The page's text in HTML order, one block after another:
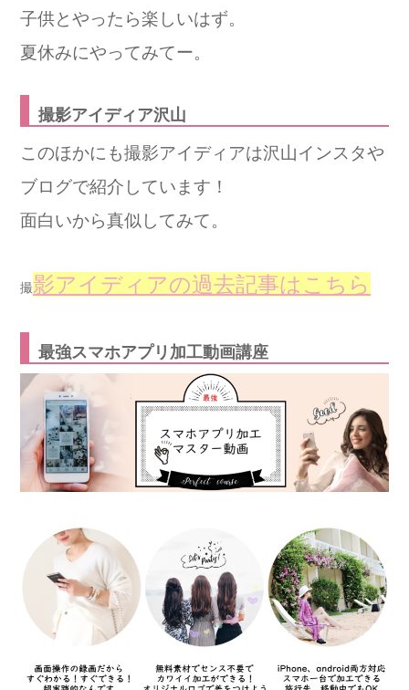
子供とやったら楽しいはず。
夏休みにやってみてー。
撮影アイディア沢山
このほかにも撮影アイディアは沢山インスタや
ブログで紹介しています！
面白いから真似してみて。
撮影アイディアの過去記事はこちら
最強スマホアプリ加工動画講座